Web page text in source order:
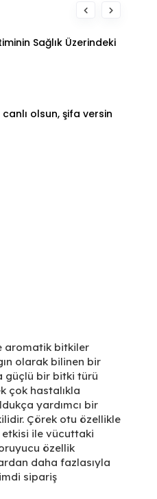
Sağlık Üzerindeki
canlı olsun, şifa versin
aromatik bitkiler
olarak bilinen bir
güçlü bir bitki türü
çok hastalıkla
yardımcı bir
Çörek otu özellikle
etkisi ile vücuttaki
özellik
daha fazlasıyla
sipariş